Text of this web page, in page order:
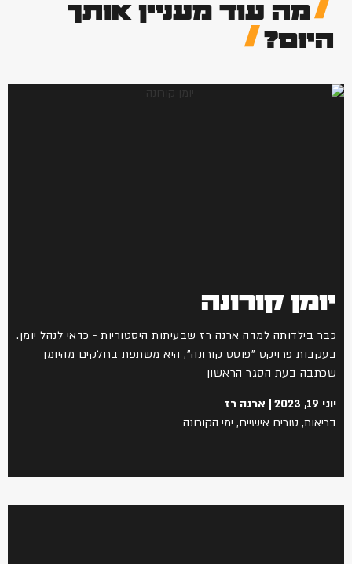
מה עוד מעניין אותך
היום?
יומן קורונה
כבר בילדותה למדה ארנה רז שבעיתות היסטוריות - כדאי לנהל יומן.
בעקבות פרויקט "פוסט קורונה", היא משתפת בחלקים מהיומן
שכתבה בעת הסגר הראשון
יוני 19, 2023
ארנה רז
בריאות, טורים אישיים, ימי הקורונה